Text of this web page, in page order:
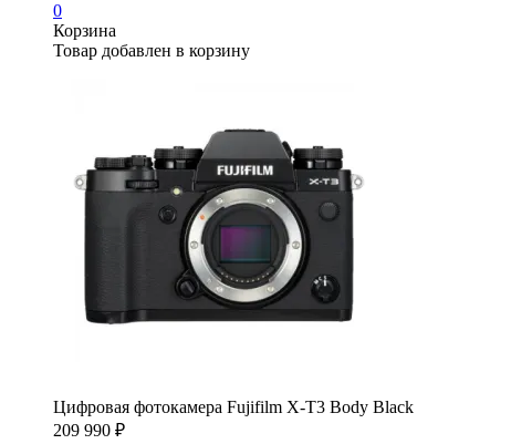
0
Корзина
Товар добавлен в корзину
Цифровая фотокамера Fujifilm X-T3 Body Black
209 990 ₽